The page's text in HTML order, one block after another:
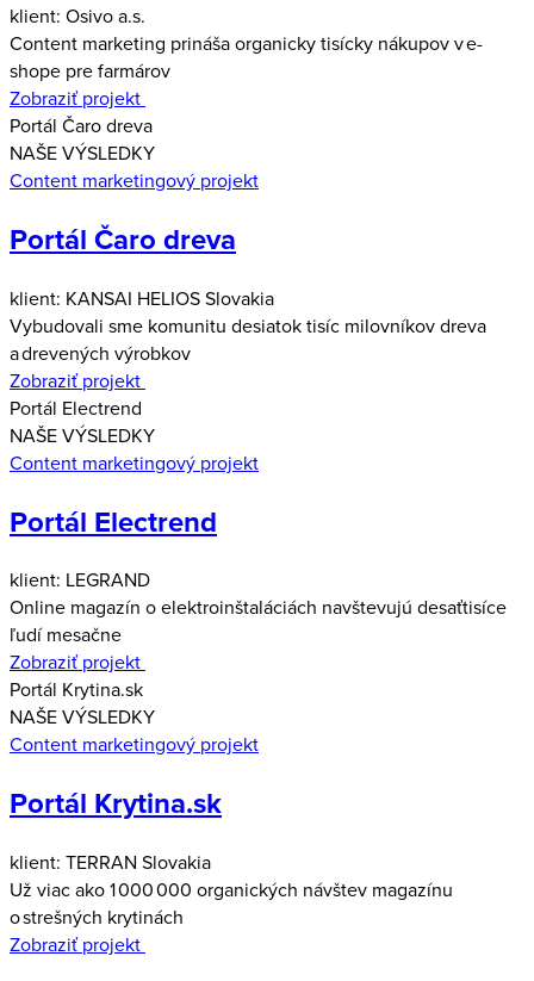
klient: Osivo a.s.
Content marketing prináša organicky tisícky nákupov v e-
shope pre farmárov
Zobraziť projekt
Portál Čaro dreva
NAŠE VÝSLEDKY
Content marketingový projekt
Portál Čaro dreva
klient: KANSAI HELIOS Slovakia
Vybudovali sme komunitu desiatok tisíc milovníkov dreva
a drevených výrobkov
Zobraziť projekt
Portál Electrend
NAŠE VÝSLEDKY
Content marketingový projekt
Portál Electrend
klient: LEGRAND
Online magazín o elektroinštaláciách navštevujú desaťtisíce
ľudí mesačne
Zobraziť projekt
Portál Krytina.sk
NAŠE VÝSLEDKY
Content marketingový projekt
Portál Krytina.sk
klient: TERRAN Slovakia
Už viac ako 1 000 000 organických návštev magazínu
o strešných krytinách
Zobraziť projekt